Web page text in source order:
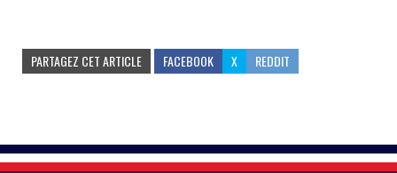
PARTAGEZ CET ARTICLE FACEBOOK X REDDIT